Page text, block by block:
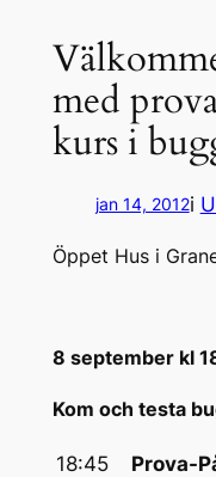
med
kurs i
jan 14, 2012i
Öppet Hus i
8 september kl
Kom och testa
18:45
Prova-